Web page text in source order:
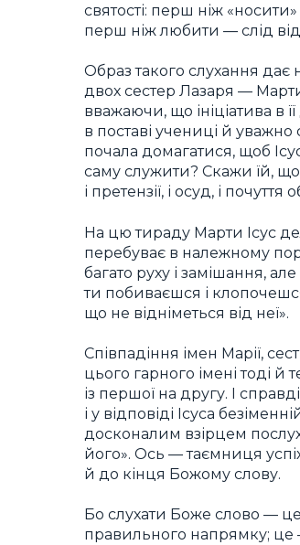
святості: перш ніж
перш ніж любити — слід
Образ такого слухання дає
двох сестер Лазаря —
вважаючи, що ініціатива в
в поставі учениці й уважно
почала домагатися, щоб
саму служити? Скажи їй,
і претензії, і осуд, і
На цю тираду Марти Ісус
перебуває в належному
багато руху і замішання,
ти побиваєшся і
що не відніметься від неї».
Співпадіння імен Марії,
цього гарного імені тоді
із першої на другу. І
і у відповіді Ісуса
досконалим взірцем
його». Ось — таємниця
й до кінця Божому слову.
Бо слухати Боже слово —
правильного напрямку; це